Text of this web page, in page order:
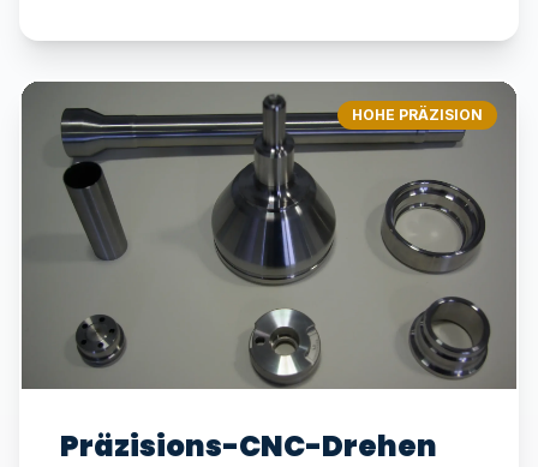
HOHE PRÄZISION
Präzisions-CNC-Drehen